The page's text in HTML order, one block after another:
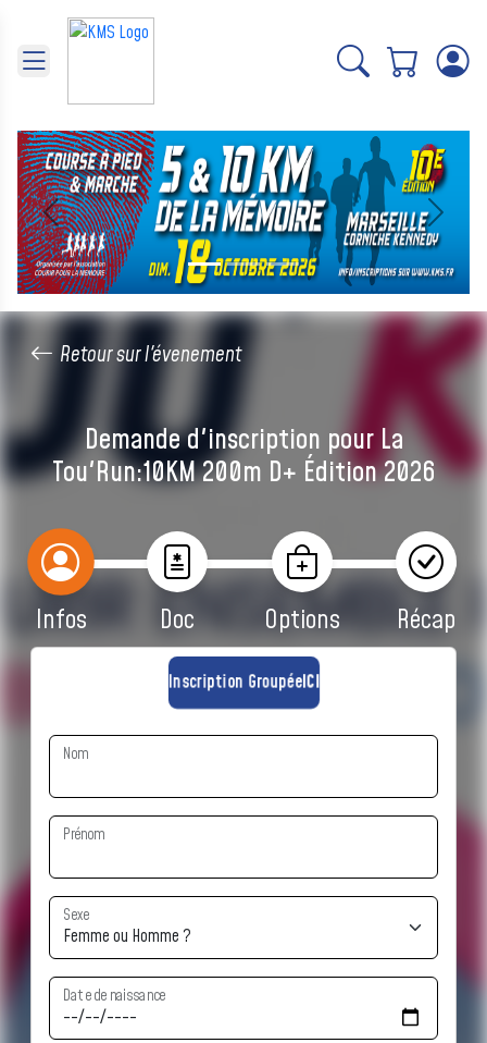
Précédent Suivant
Retour sur l'évenement
Demande d'inscription pour La
Tou'Run:10KM 200m D+ Édition 2026
Infos Doc Options Récap
Inscription GroupéeICI
Nom
Prénom
Sexe
Date de naissance
Panneau de gestion des cookies